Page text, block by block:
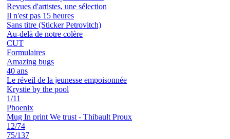
Revues d'artistes, une sélection
Il n'est pas 15 heures
Sans titre (Sticker Petrovitch)
Au-delà de notre colère
CUT
Formulaires
Amazing bugs
40 ans
Le réveil de la jeunesse empoisonnée
Krystie by the pool
1/11
Phoenix
Mug In print We trust - Thibault Proux
12/74
75/137